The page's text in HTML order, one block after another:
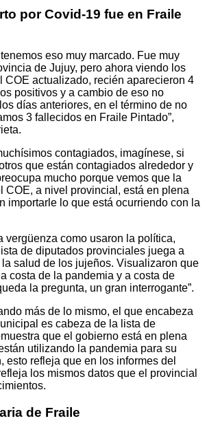
por Covid-19 fue en Fraile
eso muy marcado. Fue muy
de Jujuy, pero ahora viendo los
COE actualizado, recién aparecieron 4
positivos y a cambio de eso no
días anteriores, en el término de no
3 fallecidos en Fraile Pintado”,
contagiados, imagínese, si
que están contagiados alrededor y
mucho porque vemos que la
COE, a nivel provincial, está en plena
importarle lo que está ocurriendo con la
vergüenza como usaron la política,
de diputados provinciales juega a
salud de los jujeños. Visualizaron que
costa de la pandemia y a costa de
la pregunta, un gran interrogante”.
más de lo mismo, el que encabeza
es cabeza de la lista de
que el gobierno está en plena
utilizando la pandemia para su
esto refleja que en los informes del
los mismos datos que el provincial
de Fraile